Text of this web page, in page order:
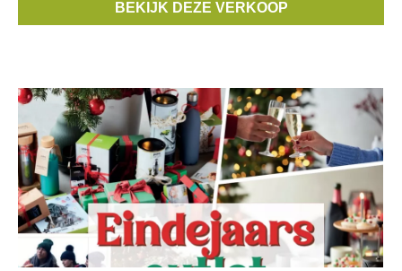
Guess,DKNY ,Armani , Diesel,Liu Jo
BEKIJK DEZE VERKOOP